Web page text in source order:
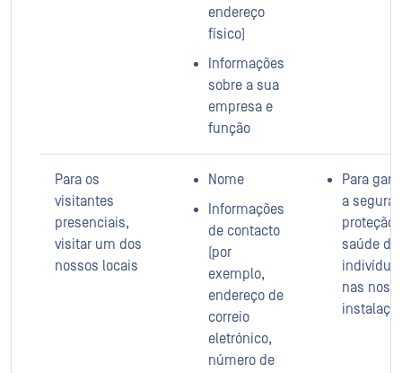
endereço
físico)
Informações
sobre a sua
empresa e
função
Para os
visitantes
presenciais,
visitar um dos
nossos locais
Nome
Informações
de contacto
(por
exemplo,
endereço de
correio
eletrónico,
número de
Para
a
proteção
saúde
nas